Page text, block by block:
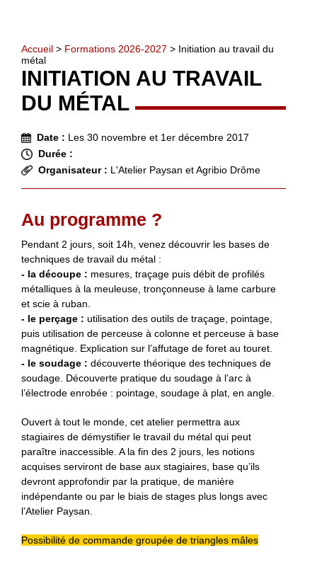
Accueil > Formations 2026-2027 > Initiation au travail du
métal
INITIATION AU TRAVAIL
DU MÉTAL
Date : Les 30 novembre et 1er décembre 2017
Durée :
Organisateur : L'Atelier Paysan et Agribio Drôme
Au programme ?
Pendant 2 jours, soit 14h, venez découvrir les bases de
techniques de travail du métal :
- la découpe : mesures, traçage puis débit de profilés
métalliques à la meuleuse, tronçonneuse à lame carbure
et scie à ruban.
- le perçage : utilisation des outils de traçage, pointage,
puis utilisation de perceuse à colonne et perceuse à base
magnétique. Explication sur l’affutage de foret au touret.
- le soudage : découverte théorique des techniques de
soudage. Découverte pratique du soudage à l’arc à
l’électrode enrobée : pointage, soudage à plat, en angle.
Ouvert à tout le monde, cet atelier permettra aux
stagiaires de démystifier le travail du métal qui peut
paraître inaccessible. A la fin des 2 jours, les notions
acquises serviront de base aux stagiaires, base qu’ils
devront approfondir par la pratique, de manière
indépendante ou par le biais de stages plus longs avec
l’Atelier Paysan.
Possibilité de commande groupée de triangles mâles